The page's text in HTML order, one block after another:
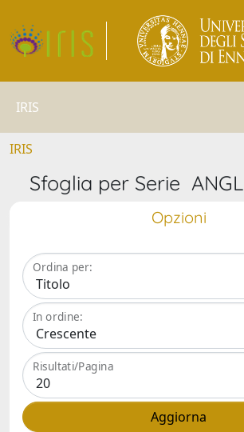
IRIS
IRIS
Sfoglia per Serie
Opzioni
Ordina per:
In ordine:
Risultati/Pagina